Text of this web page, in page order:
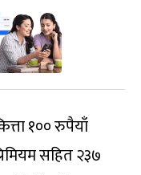
१०० रुपैयाँ
सहित २३७